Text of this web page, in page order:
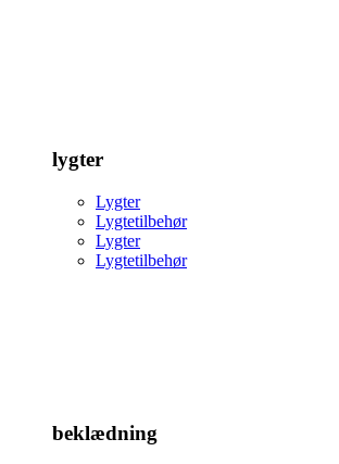
lygter
Lygter
Lygtetilbehør
Lygter
Lygtetilbehør
beklædning